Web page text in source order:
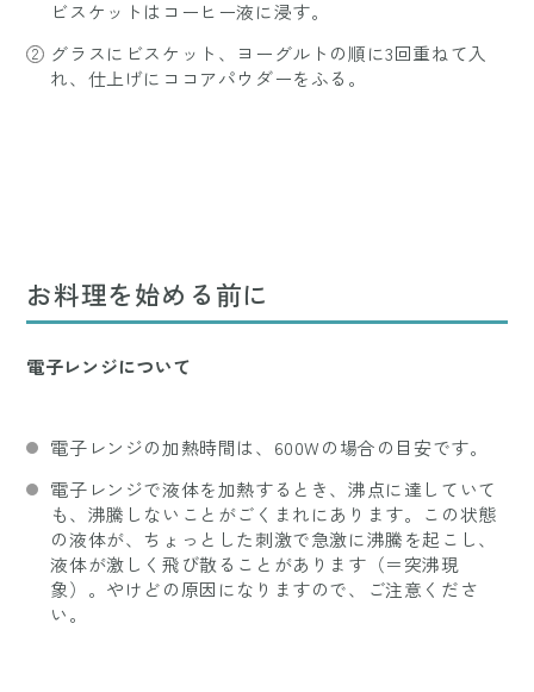
ビスケットはコーヒー液に浸す。
グラスにビスケット、ヨーグルトの順に3回重ねて入
れ、仕上げにココアパウダーをふる。
お料理を始める前に
電子レンジについて
電子レンジの加熱時間は、600Wの場合の目安です。
電子レンジで液体を加熱するとき、沸点に達していて
も、沸騰しないことがごくまれにあります。この状態
の液体が、ちょっとした刺激で急激に沸騰を起こし、
液体が激しく飛び散ることがあります（＝突沸現
象）。やけどの原因になりますので、ご注意くださ
い。